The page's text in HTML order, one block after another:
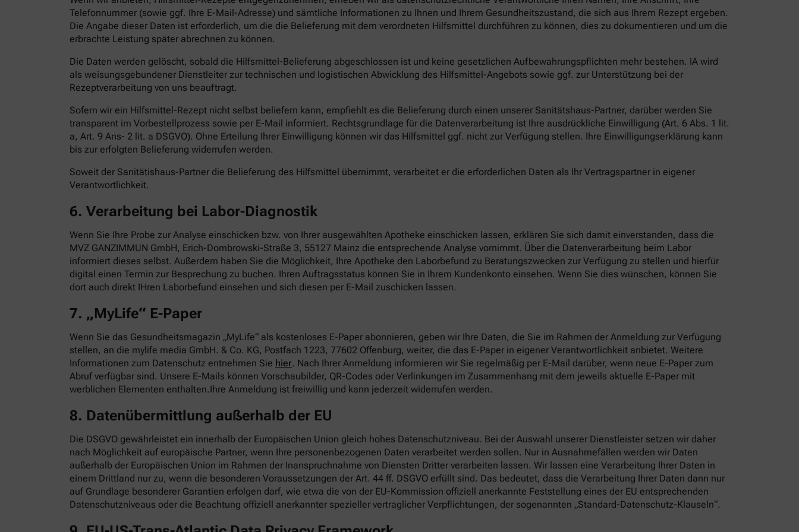
Telefonnummer (sowie ggf. Ihre E-Mail-Adresse) und sämtliche Informationen zu Ihnen und Ihrem Gesundheitszustand, die sich aus Ihrem Rezept ergeben.
Die Angabe dieser Daten ist erforderlich, um die die Belieferung mit dem verordneten Hilfsmittel durchführen zu können, dies zu dokumentieren und um die
erbrachte Leistung später abrechnen zu können.
Die Daten werden gelöscht, sobald die Hilfsmittel-Belieferung abgeschlossen ist und keine gesetzlichen Aufbewahrungspflichten mehr bestehen. IA wird
als weisungsgebundener Dienstleiter zur technischen und logistischen Abwicklung des Hilfsmittel-Angebots sowie ggf. zur Unterstützung bei der
Rezeptverarbeitung von uns beauftragt.
Sofern wir ein Hilfsmittel-Rezept nicht selbst beliefern kann, empfiehlt es die Belieferung durch einen unserer Sanitätshaus-Partner, darüber werden Sie
transparent im Vorbestellprozess sowie per E-Mail informiert. Rechtsgrundlage für die Datenverarbeitung ist Ihre ausdrückliche Einwilligung (Art. 6 Abs. 1 lit.
a, Art. 9 Ans- 2 lit. a DSGVO). Ohne Erteilung Ihrer Einwilligung können wir das Hilfsmittel ggf. nicht zur Verfügung stellen. Ihre Einwilligungserklärung kann
bis zur erfolgten Belieferung widerrufen werden.
Soweit der Sanitätishaus-Partner die Belieferung des Hilfsmittel übernimmt, verarbeitet er die erforderlichen Daten als Ihr Vertragspartner in eigener
Verantwortlichkeit.
6. Verarbeitung bei Labor-Diagnostik
Wenn Sie Ihre Probe zur Analyse einschicken bzw. von Ihrer ausgewählten Apotheke einschicken lassen, erklären Sie sich damit einverstanden, dass die
MVZ GANZIMMUN GmbH, Erich-Dombrowski-Straße 3, 55127 Mainz die entsprechende Analyse vornimmt. Über die Datenverarbeitung beim Labor
informiert dieses selbst. Außerdem haben Sie die Möglichkeit, Ihre Apotheke den Laborbefund zu Beratungszwecken zur Verfügung zu stellen und hierfür
digital einen Termin zur Besprechung zu buchen. Ihren Auftragsstatus können Sie in Ihrem Kundenkonto einsehen. Wenn Sie dies wünschen, können Sie
dort auch direkt IHren Laborbefund einsehen und sich diesen per E-Mail zuschicken lassen.
7. „MyLife“ E-Paper
Wenn Sie das Gesundheitsmagazin „MyLife“ als kostenloses E-Paper abonnieren, geben wir Ihre Daten, die Sie im Rahmen der Anmeldung zur Verfügung
stellen, an die mylife media GmbH. & Co. KG, Postfach 1223, 77602 Offenburg, weiter, die das E-Paper in eigener Verantwortlichkeit anbietet. Weitere
Informationen zum Datenschutz entnehmen Sie hier. Nach Ihrer Anmeldung informieren wir Sie regelmäßig per E-Mail darüber, wenn neue E-Paper zum
Abruf verfügbar sind. Unsere E-Mails können Vorschaubilder, QR-Codes oder Verlinkungen im Zusammenhang mit dem jeweils aktuelle E-Paper mit
werblichen Elementen enthalten.Ihre Anmeldung ist freiwillig und kann jederzeit widerrufen werden.
8. Datenübermittlung außerhalb der EU
Die DSGVO gewährleistet ein innerhalb der Europäischen Union gleich hohes Datenschutzniveau. Bei der Auswahl unserer Dienstleister setzen wir daher
nach Möglichkeit auf europäische Partner, wenn Ihre personenbezogenen Daten verarbeitet werden sollen. Nur in Ausnahmefällen werden wir Daten
außerhalb der Europäischen Union im Rahmen der Inanspruchnahme von Diensten Dritter verarbeiten lassen. Wir lassen eine Verarbeitung Ihrer Daten in
einem Drittland nur zu, wenn die besonderen Voraussetzungen der Art. 44 ff. DSGVO erfüllt sind. Das bedeutet, dass die Verarbeitung Ihrer Daten dann nur
auf Grundlage besonderer Garantien erfolgen darf, wie etwa die von der EU-Kommission offiziell anerkannte Feststellung eines der EU entsprechenden
Datenschutzniveaus oder die Beachtung offiziell anerkannter spezieller vertraglicher Verpflichtungen, der sogenannten „Standard-Datenschutz-Klauseln“.